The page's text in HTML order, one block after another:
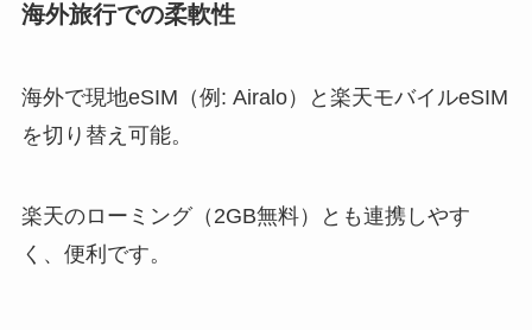
海外旅行での柔軟性
海外で現地eSIM（例: Airalo）と楽天モバイルeSIM
を切り替え可能。
楽天のローミング（2GB無料）とも連携しやす
く、便利です。